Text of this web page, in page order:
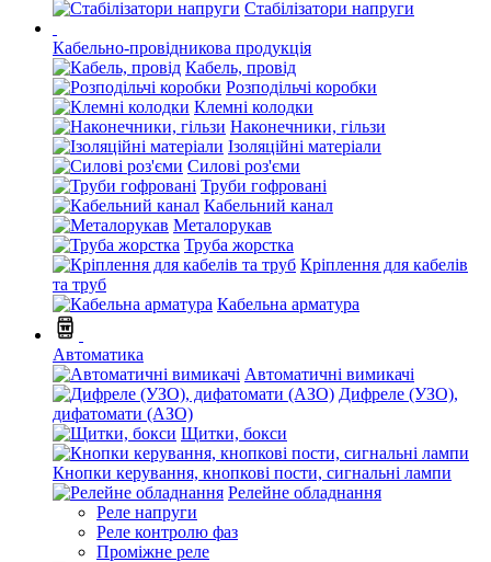
Стабілізатори напруги
Кабельно-провідникова продукція
Кабель, провід
Розподільчі коробки
Клемні колодки
Наконечники, гільзи
Ізоляційні матеріали
Силові роз'єми
Труби гофровані
Кабельний канал
Металорукав
Труба жорстка
Кріплення для кабелів
та труб
Кабельна арматура
Автоматика
Автоматичні вимикачі
Дифреле (УЗО),
дифатомати (АЗО)
Щитки, бокси
Кнопки керування, кнопкові пости, сигнальні лампи
Релейне обладнання
Реле напруги
Реле контролю фаз
Проміжне реле